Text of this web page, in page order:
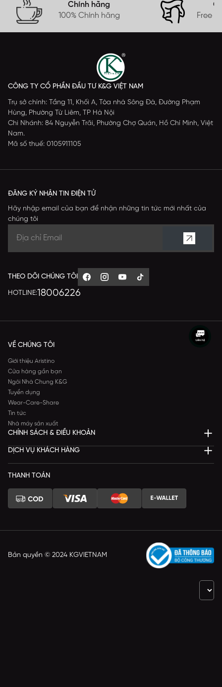
Chính hãng
100% Chính hãng
Free
CÔNG TY CỔ PHẦN ĐẦU TƯ K&G VIỆT NAM
Trụ sở chính: Tầng 11, Khối A, Tòa nhà Sông Đà, Đường Phạm
Hùng, Phường Từ Liêm, TP Hà Nội
Chi Nhánh: 84 Nguyễn Trãi, Phường Chợ Quán, Hồ Chí Minh, Việt
Nam.
Mã số thuế: 0105911105
ĐĂNG KÝ NHẬN TIN ĐIỆN TỬ
Hãy nhập email của bạn để nhận những tin tức mới nhất của
chúng tôi
THEO DÕI CHÚNG TÔI
HOTLINE:18006226
VỀ CHÚNG TÔI
Giới thiệu Aristino
Cửa hàng gần bạn
Ngôi Nhà Chung K&G
Tuyển dụng
Wear-Care-Share
Tin tức
Nhà máy sản xuất
CHÍNH SÁCH & ĐIỀU KHOẢN
DỊCH VỤ KHÁCH HÀNG
THANH TOÁN
Bản quyền © 2024 KGVIETNAM